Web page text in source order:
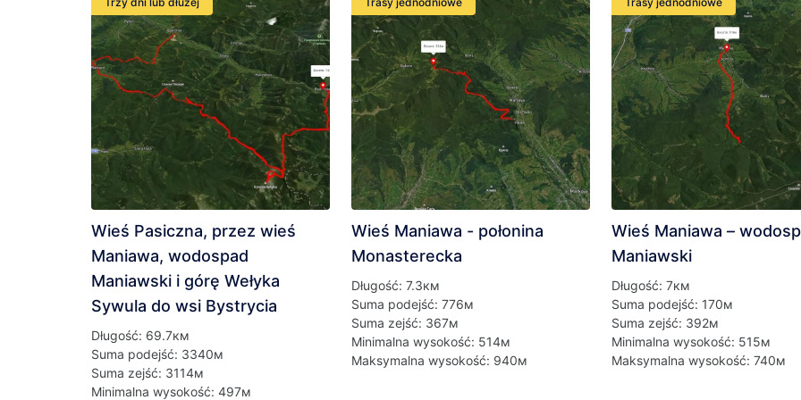
Wieś Pasiczna, przez wieś
Maniawa, wodospad
Maniawski i górę Wełyka
Sywula do wsi Bystrycia
Długość: 69.7км
Suma podejść: 3340м
Suma zejść: 3114м
Minimalna wysokość: 497м
Wieś Maniawa - połonina
Monasterecka
Długość: 7.3км
Suma podejść: 776м
Suma zejść: 367м
Minimalna wysokość: 514м
Maksymalna wysokość: 940м
Wieś Maniawa –
Maniawski
Długość: 7км
Suma podejść: 170м
Suma zejść: 392м
Minimalna wysokość: 515м
Maksymalna wysokość: 740м